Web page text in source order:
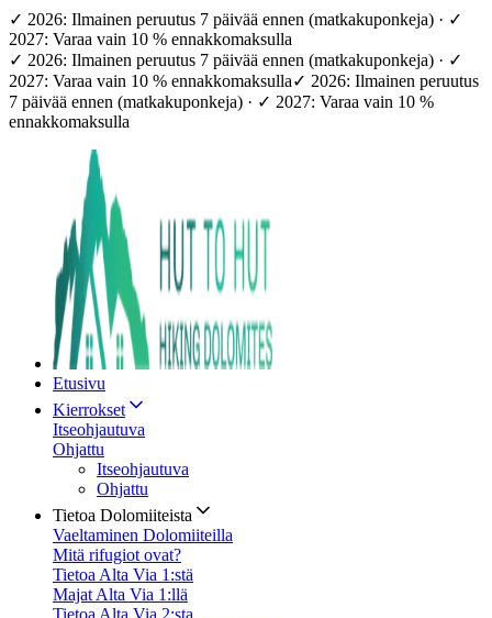
✓ 2026: Ilmainen peruutus 7 päivää ennen (matkakuponkeja) · ✓
2027: Varaa vain 10 % ennakkomaksulla
✓ 2026: Ilmainen peruutus 7 päivää ennen (matkakuponkeja) · ✓
2027: Varaa vain 10 % ennakkomaksulla✓ 2026: Ilmainen peruutus
7 päivää ennen (matkakuponkeja) · ✓ 2027: Varaa vain 10 %
ennakkomaksulla
Etusivu
Kierrokset
Itseohjautuva
Ohjattu
Itseohjautuva
Ohjattu
Tietoa Dolomiiteista
Vaeltaminen Dolomiiteilla
Mitä rifugiot ovat?
Tietoa Alta Via 1:stä
Majat Alta Via 1:llä
Tietoa Alta Via 2:sta